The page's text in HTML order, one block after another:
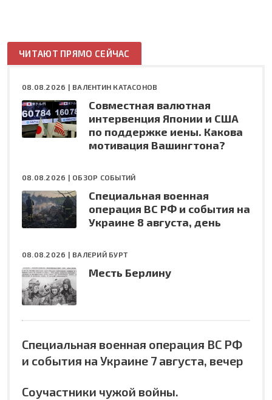
ЧИТАЮТ ПРЯМО СЕЙЧАС
08.08.2026 | ВАЛЕНТИН КАТАСОНОВ
Совместная валютная
интервенция Японии и США
по поддержке иены. Какова
мотивация Вашингтона?
08.08.2026 | ОБЗОР СОБЫТИЙ
Специальная военная
операция ВС РФ и события на
Украине 8 августа, день
08.08.2026 | ВАЛЕРИЙ БУРТ
Месть Берлину
Специальная военная операция ВС РФ
и события на Украине 7 августа, вечер
Соучастники чужой войны.